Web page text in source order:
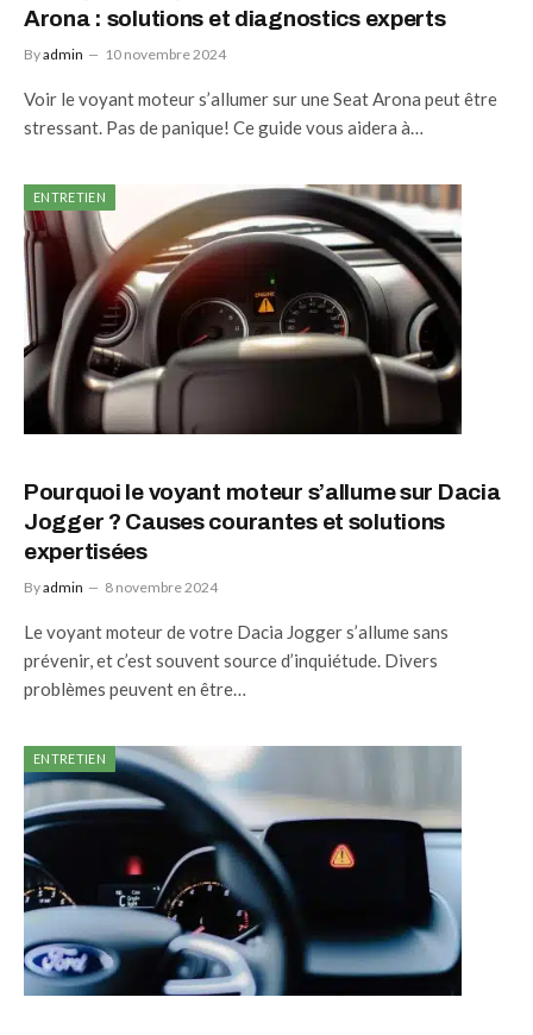
Arona : solutions et diagnostics experts
Byadmin 10 novembre 2024
Voir le voyant moteur s’allumer sur une Seat Arona peut être
stressant. Pas de panique! Ce guide vous aidera à…
ENTRETIEN
Pourquoi le voyant moteur s’allume sur Dacia
Jogger ? Causes courantes et solutions
expertisées
Byadmin 8 novembre 2024
Le voyant moteur de votre Dacia Jogger s’allume sans
prévenir, et c’est souvent source d’inquiétude. Divers
problèmes peuvent en être…
ENTRETIEN